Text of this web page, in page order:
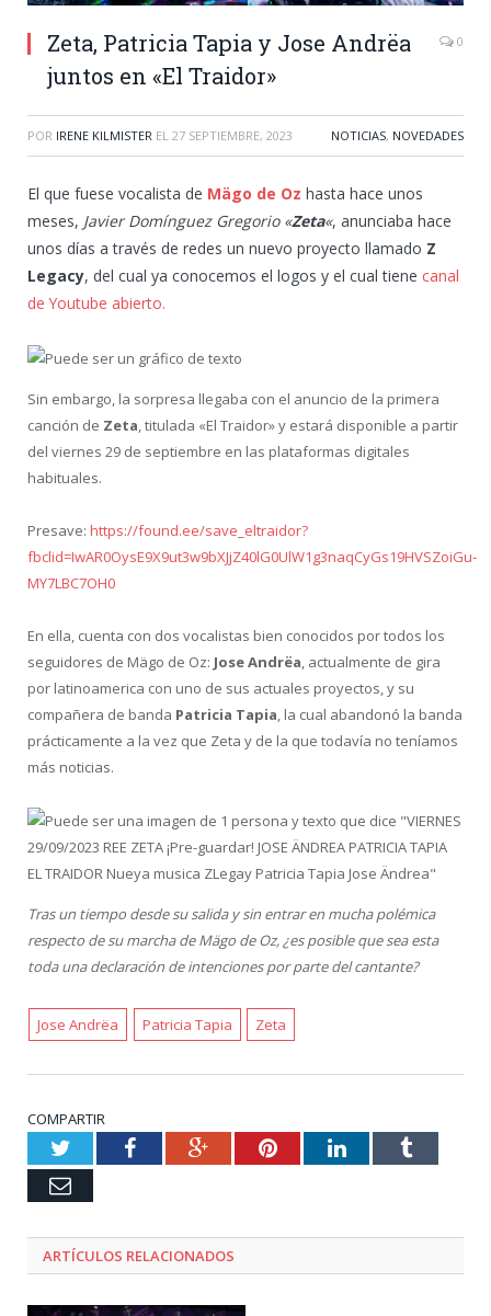
Zeta, Patricia Tapia y Jose Andrëa
juntos en «El Traidor»
0
POR IRENE KILMISTER EL 27 SEPTIEMBRE, 2023 NOTICIAS, NOVEDADES
El que fuese vocalista de Mägo de Oz hasta hace unos
meses, Javier Domínguez Gregorio «Zeta«, anunciaba hace
unos días a través de redes un nuevo proyecto llamado Z
Legacy, del cual ya conocemos el logos y el cual tiene canal
de Youtube abierto.
Sin embargo, la sorpresa llegaba con el anuncio de la primera
canción de Zeta, titulada «El Traidor» y estará disponible a partir
del viernes 29 de septiembre en las plataformas digitales
habituales.
Presave: https://found.ee/save_eltraidor?
fbclid=IwAR0OysE9X9ut3w9bXJjZ40lG0UlW1g3naqCyGs19HVSZoiGu-
MY7LBC7OH0
En ella, cuenta con dos vocalistas bien conocidos por todos los
seguidores de Mägo de Oz: Jose Andrëa, actualmente de gira
por latinoamerica con uno de sus actuales proyectos, y su
compañera de banda Patricia Tapia, la cual abandonó la banda
prácticamente a la vez que Zeta y de la que todavía no teníamos
más noticias.
Tras un tiempo desde su salida y sin entrar en mucha polémica
respecto de su marcha de Mägo de Oz, ¿es posible que sea esta
toda una declaración de intenciones por parte del cantante?
Jose Andrëa Patricia Tapia Zeta
COMPARTIR
TwitterFacebookGoogle+PinterestLinkedInTumblr
Email
ARTÍCULOS RELACIONADOS